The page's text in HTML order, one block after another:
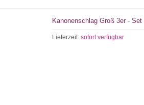
Kanonenschlag Groß 3er - Set
Lieferzeit:sofort verfügbar